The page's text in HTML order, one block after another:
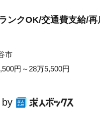
ンクOK/交通費支給/
市
円～28万5,500円
by